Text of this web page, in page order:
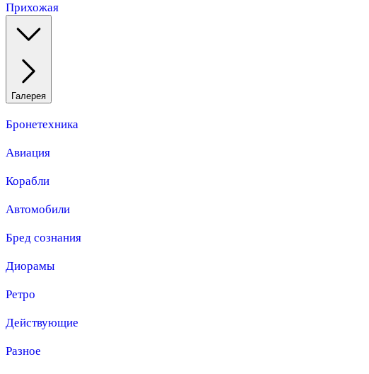
Прихожая
Галерея
Бронетехника
Авиация
Корабли
Автомобили
Бред сознания
Диорамы
Ретро
Действующие
Разное